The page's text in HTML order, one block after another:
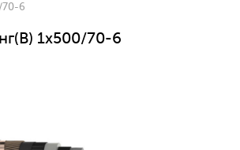
70-6
1x500/70-6